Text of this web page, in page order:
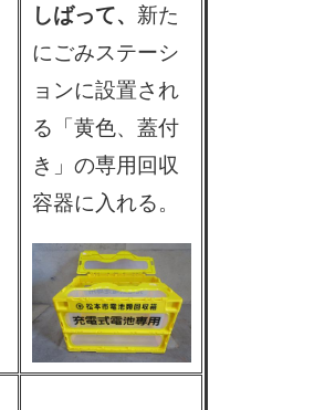
しばって、 新た
にごみステーシ
ョンに設置され
る「黄色、蓋付
き」の専用回収
容器に入れる。